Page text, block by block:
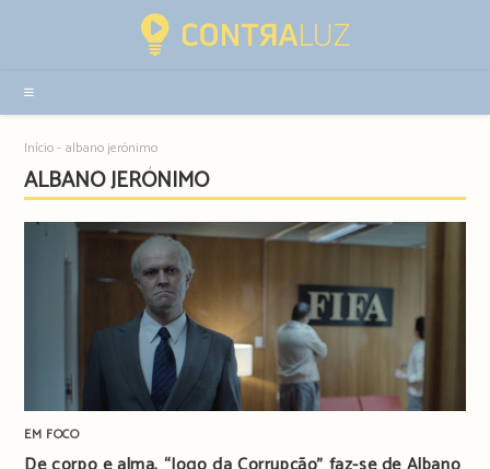
sidebar
Início- albano jerónimo
ALBANO JERÓNIMO
EM FOCO